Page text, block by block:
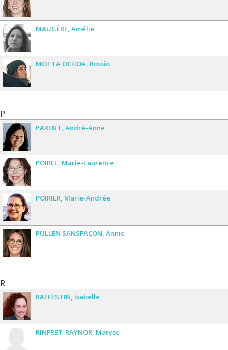
MAUGÈRE Amélie
MOTTA OCHOA Rossio
P
PARENT André-Anne
POIREL Marie-Laurence
POIRIER Marie-Andrée
PULLEN SANSFAÇON Annie
R
RAFFESTIN Isabelle
RINFRET-RAYNOR Maryse